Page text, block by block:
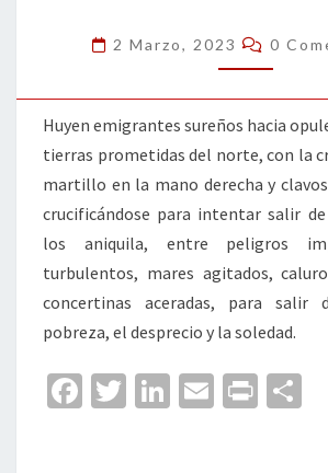
2 Marzo, 2023 0
Huyen emigrantes sureños hacia
tierras prometidas del norte, con la
martillo en la mano derecha y
crucificándose para intentar salir
los aniquila, entre peligros
turbulentos, mares agitados,
concertinas aceradas, para salir
pobreza, el desprecio y la soledad.
Fa T
Li
E
Pr